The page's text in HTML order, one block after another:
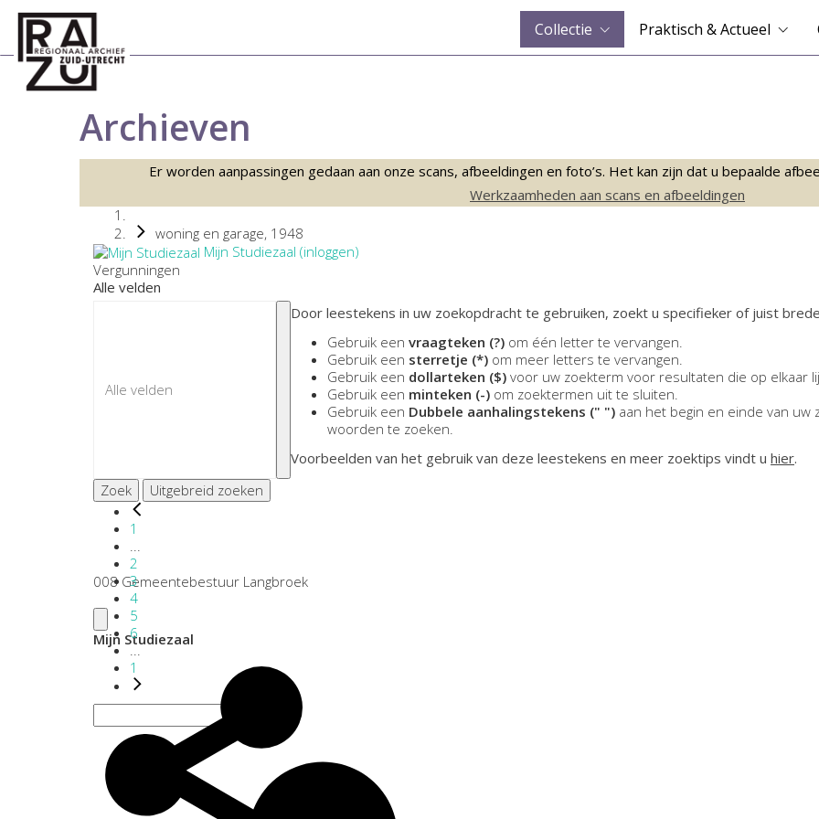
Collectie Praktisch & Actueel
Archieven
Er worden aanpassingen gedaan aan onze scans, afbeeldingen en foto’s. Het kan zijn dat u bepaalde
Werkzaamheden aan scans en afbeeldingen
woning en garage, 1948
Mijn Studiezaal (inloggen)
Vergunningen
Alle velden
Door leestekens in uw zoekopdracht te gebruiken, zoekt u specifieker of juist
Gebruik een vraagteken (?) om één letter te vervangen.
Gebruik een sterretje (*) om meer letters te vervangen.
Gebruik een dollarteken ($) voor uw zoekterm voor resultaten die op elkaar
Gebruik een minteken (-) om zoektermen uit te sluiten.
Gebruik een Dubbele aanhalingstekens (" ") aan het begin en einde van uw
woorden te zoeken.
Voorbeelden van het gebruik van deze leestekens en meer zoektips vindt u hier.
Zoek
Uitgebreid zoeken
1
2
3
4
5
6
...
1
008 Gemeentebestuur Langbroek
Mijn Studiezaal